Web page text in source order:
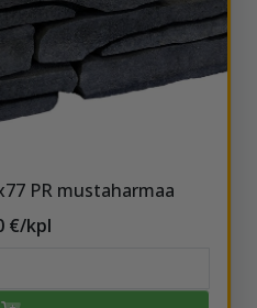
PR mustaharmaa
€/kpl